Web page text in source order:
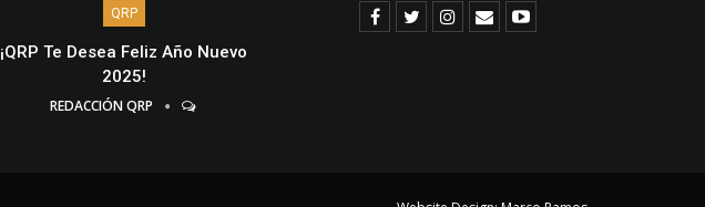
QRP
¡QRP Te Desea Feliz Año Nuevo
2025!
REDACCIÓN QRP